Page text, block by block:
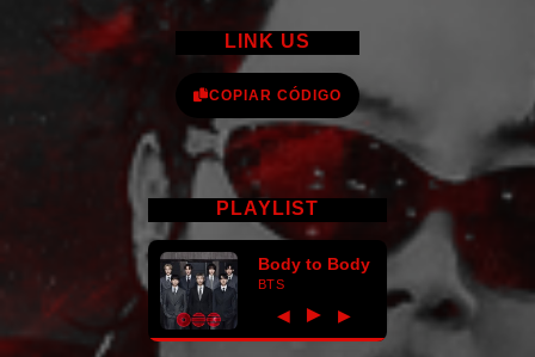
LINK US
COPIAR CÓDIGO
PLAYLIST
Body to Body
BTS
◀ ► ▶